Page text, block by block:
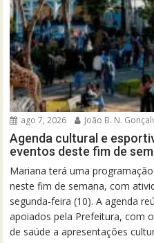
ago 7, 2026 João B. N.
Agenda cultural e
eventos deste fim de
Mariana terá uma
neste fim de semana, com
segunda-feira (10). A agenda
apoiados pela Prefeitura, com
de saúde a apresentações